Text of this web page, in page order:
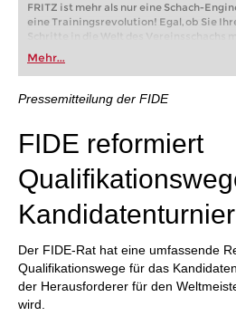
FRITZ ist mehr als nur eine Schach-
eine Trainingsrevolution! Egal, ob Sie
Schritte in die Welt des Vereinsschachs
oder bereits auf Turnierniveau spielen:
FRITZ trainieren Sie effizienter,
individueller als je zuvor.
Mehr...
Pressemitteilung der FIDE
FIDE reformiert
Kandidatenturnier
Der FIDE-Rat hat eine umfassende
Qualifikationswege für das
der Herausforderer für den
wird.